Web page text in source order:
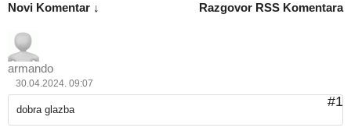
Razgovor RSS Komentara
Novi Komentar ↓
armando
30.04.2024. 09:07
#1
dobra glazba